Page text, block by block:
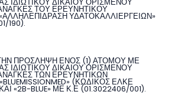
ΤΟΥ ΕΡΕΥΝΗΤΙΚΟΥ
ΥΔΑΤΟΚΑΛΛΙΕΡΓΕΙΩΝ»
190).
ΠΡΟΣΛΗΨΗ ΕΝΟΣ (1) ΑΤΟΜΟΥ ΜΕ
ΙΔΙΩΤΙΚΟΥ ΔΙΚΑΙΟΥ ΟΡΙΣΜΕΝΟΥ
ΤΩΝ ΕΡΕΥΝΗΤΙΚΩΝ
(ΚΩΔΙΚΟΣ ΕΛΚΕ
«2B-BLUE» ΜΕ Κ.Ε (01.3022406/001).